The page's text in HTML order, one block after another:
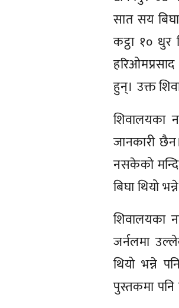
सात सय
कट्ठा १० धुर
हुन्। उक्त
शिवालयका
जानकारी
नसकेको
बिघा थियो
शिवालयका
जर्नलमा
थियो भन्ने
पुस्तकमा